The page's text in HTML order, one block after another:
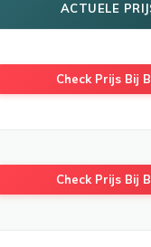
ACTUELE
Check Prijs Bij
Check Prijs Bij